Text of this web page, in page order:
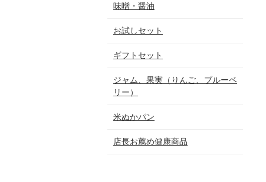
味噌・醤油
お試しセット
ギフトセット
ジャム、果実（りんご、ブルーベ
リー）
米ぬかパン
店長お薦め健康商品